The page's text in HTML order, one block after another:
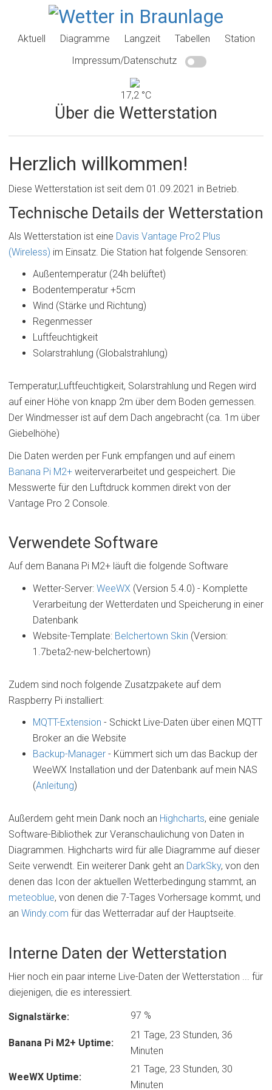
Aktuell Diagramme Langzeit Tabellen
Station
Impressum/Datenschutz
17,2 °C
Über die Wetterstation
Herzlich willkommen!
Diese Wetterstation ist seit dem 01.09.2021 in Betrieb.
Technische Details der Wetterstation
Als Wetterstation ist eine Davis Vantage Pro2 Plus
(Wireless) im Einsatz. Die Station hat folgende Sensoren:
Außentemperatur (24h belüftet)
Bodentemperatur +5cm
Wind (Stärke und Richtung)
Regenmesser
Luftfeuchtigkeit
Solarstrahlung (Globalstrahlung)
Temperatur,Luftfeuchtigkeit, Solarstrahlung und Regen wird
auf einer Höhe von knapp 2m über dem Boden gemessen.
Der Windmesser ist auf dem Dach angebracht (ca. 1m über
Giebelhöhe)
Die Daten werden per Funk empfangen und auf einem
Banana Pi M2+weiterverarbeitet und gespeichert. Die
Messwerte für den Luftdruck kommen direkt von der
Vantage Pro 2 Console.
Verwendete Software
Auf dem Banana Pi M2+ läuft die folgende Software
Wetter-Server: WeeWX (Version 5.4.0) - Komplette
Verarbeitung der Wetterdaten und Speicherung in einer
Datenbank
Website-Template: Belchertown Skin (Version:
1.7beta2-new-belchertown)
Zudem sind noch folgende Zusatzpakete auf dem
Raspberry Pi installiert:
MQTT-Extension - Schickt Live-Daten über einen MQTT
Broker an die Website
Backup-Manager- Kümmert sich um das Backup der
WeeWX Installation und der Datenbank auf mein NAS
(Anleitung)
Außerdem geht mein Dank noch an Highcharts, eine geniale
Software-Bibliothek zur Veranschaulichung von Daten in
Diagrammen. Highcharts wird für alle Diagramme auf dieser
Seite verwendt. Ein weiterer Dank geht an DarkSky, von den
denen das Icon der aktuellen Wetterbedingung stammt, an
meteoblue, von denen die 7-Tages Vorhersage kommt, und
an Windy.com für das Wetterradar auf der Hauptseite.
Interne Daten der Wetterstation
Hier noch ein paar interne Live-Daten der Wetterstation ... für
diejenigen, die es interessiert.
Signalstärke: 97 %
Banana Pi M2+ Uptime:
21 Tage, 23 Stunden, 36
Minuten
WeeWX Uptime:
21 Tage, 23 Stunden, 30
Minuten